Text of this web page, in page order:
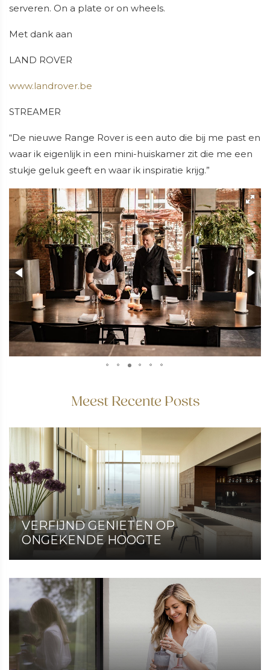
serveren. On a plate or on wheels.
Met dank aan
LAND ROVER
www.landrover.be
STREAMER
“De nieuwe Range Rover is een auto die bij me past en
waar ik eigenlijk in een mini-huiskamer zit die me een
stukje geluk geeft en waar ik inspiratie krijg.”
Meest Recente Posts
VERFIJND GENIETEN OP
ONGEKENDE HOOGTE